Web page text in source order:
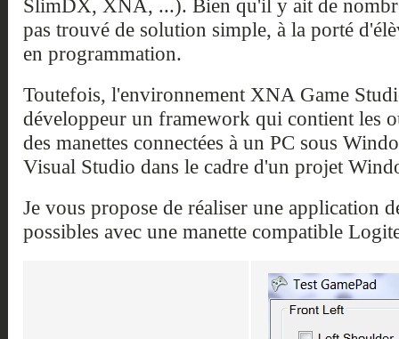
SlimDX, XNA, ...). Bien qu'il y ait de
pas trouvé de solution simple, à la porté
en programmation.
Toutefois, l'environnement XNA Game
développeur un framework qui contient les
des manettes connectées à un PC sous
Visual Studio dans le cadre d'un projet
Je vous propose de réaliser une application
possibles avec une manette compatible